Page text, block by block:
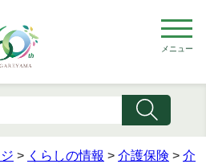
メニュー
> くらしの情報 > 介護保険 > 介